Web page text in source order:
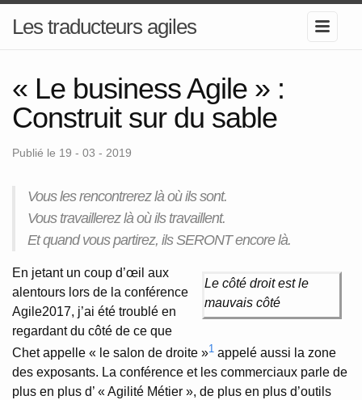
Les traducteurs agiles
« Le business Agile » :
Construit sur du sable
Publié le 19 - 03 - 2019
Vous les rencontrerez là où ils sont.
Vous travaillerez là où ils travaillent.
Et quand vous partirez, ils SERONT encore là.
Le côté droit est le
mauvais côté
En jetant un coup d’œil aux
alentours lors de la conférence
Agile2017, j’ai été troublé en
regardant du côté de ce que
Chet appelle « le salon de droite »1 appelé aussi la zone
des exposants. La conférence et les commerciaux parle de
plus en plus d’ « Agilité Métier », de plus en plus d’outils